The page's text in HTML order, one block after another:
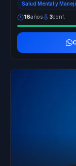
Salud Mental y
16años 3conf.